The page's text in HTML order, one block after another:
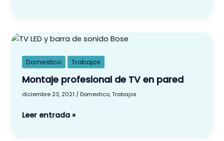
Domestico Trabajos
Montaje profesional de TV en pared
diciembre 23, 2021 / Domestico,Trabajos
Montaje
de
TV
en
pared
Leer entrada »